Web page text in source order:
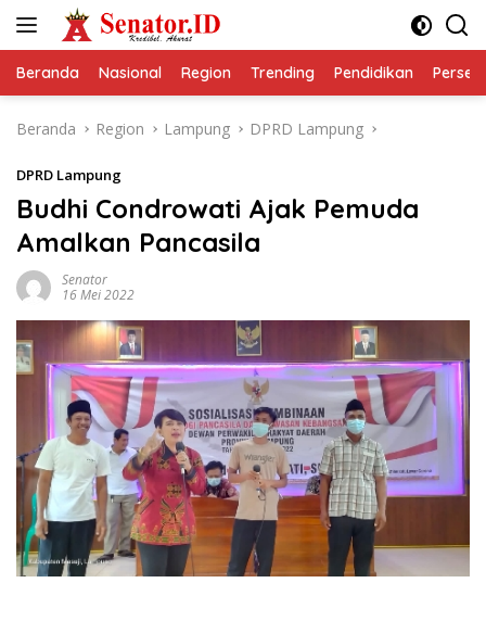
Beranda Nasional Region Trending Pendidikan
Beranda Region Lampung DPRD Lampung
DPRD Lampung
Budhi Condrowati Ajak Pemuda
Amalkan Pancasila
Senator
16 Mei 2022